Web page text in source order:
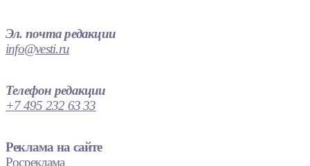
Эл. почта редакции
info@vesti.ru
Телефон редакции
+7 495 232 63 33
Реклама на сайте
Росреклама